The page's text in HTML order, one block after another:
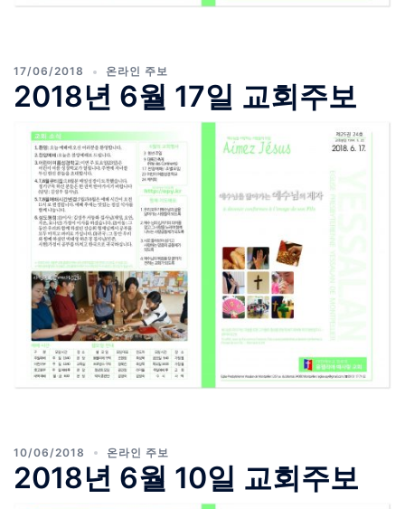
17/06/2018 온라인 주보
2018년 6월 17일 교회주보
10/06/2018 온라인 주보
2018년 6월 10일 교회주보